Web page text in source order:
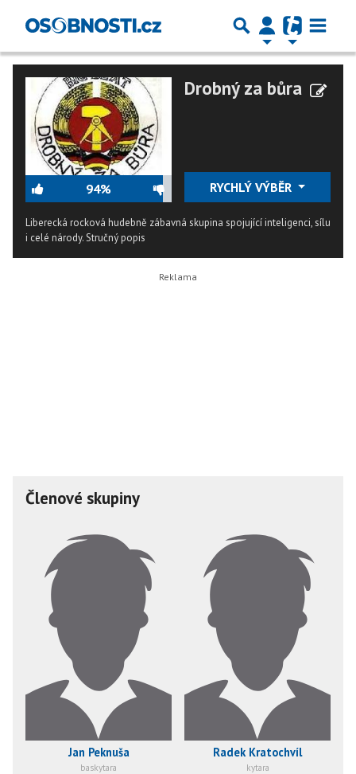
94%
Drobný za bůra
RYCHLÝ VÝBĚR
Liberecká rocková hudebně zábavná skupina spojující inteligenci, sílu
i celé národy.Stručný popis
Členové skupiny
Jan Peknuša
baskytara
Radek Kratochvíl
kytara